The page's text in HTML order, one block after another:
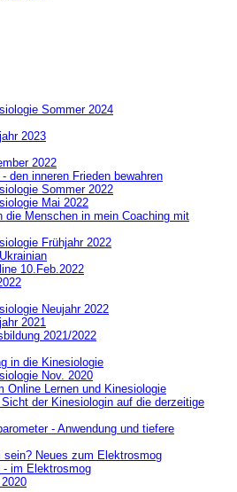
Sommer 2024
2023
2022
den inneren Frieden bewahren
Sommer 2022
Mai 2022
die Menschen in mein Coaching mit
Frühjahr 2022
10.Feb.2022
Neujahr 2022
2021
2021/2022
in die Kinesiologie
Nov. 2020
Online Lernen und Kinesiologie
der Kinesiologin auf die derzeitige
- Anwendung und tiefere
sein? Neues zum Elektrosmog
- im Elektrosmog